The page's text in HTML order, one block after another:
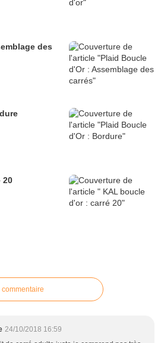
des
20
24/10/2018 16:59